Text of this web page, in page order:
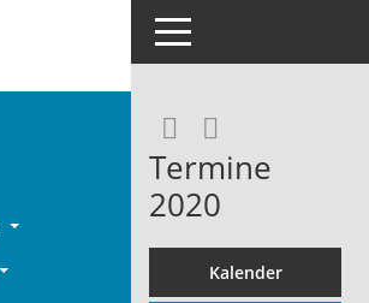
Toggle navigation
Termine
2020
Kalender